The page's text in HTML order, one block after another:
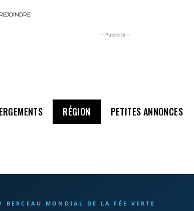
- Publicité -
RÉGION PETITES ANNONCES
BERCEAU MONDIAL DE LA FÉE VERTE